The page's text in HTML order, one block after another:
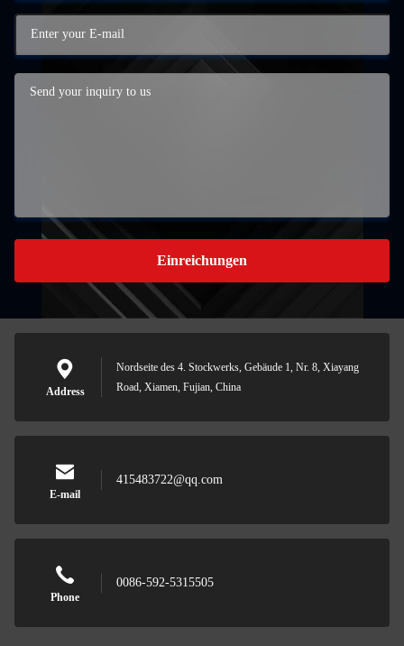
Einreichungen
Address
Nordseite des 4. Stockwerks, Gebäude 1, Nr. 8, Xiayang
Road, Xiamen, Fujian, China
E-mail
415483722@qq.com
Phone
0086-592-5315505